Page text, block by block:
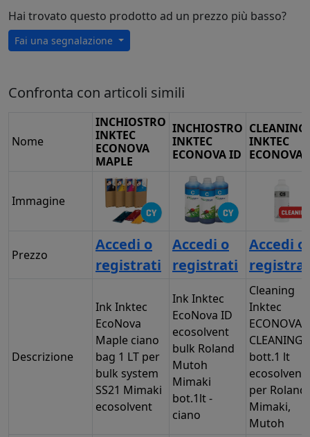
Hai trovato questo prodotto ad un prezzo più basso?
Fai una segnalazione
Confronta con articoli simili
Nome
INCHIOSTRO
INKTEC
ECONOVA
MAPLE
INCHIOSTRO
INKTEC
ECONOVA ID
CLEANING
INKTEC
ECONOVA
Immagine
Prezzo
Accedi o
registrati
Accedi o
registrati
Accedi o
Descrizione
Ink Inktec
EcoNova
Maple ciano
bag 1 LT per
bulk system
SS21 Mimaki
ecosolvent
Ink Inktec
EcoNova ID
ecosolvent
bulk Roland
Mutoh
Mimaki
bot.1lt -
ciano
Cleaning
Inktec
ECONOVA
CLEANING
bott.1 lt
ecosolvent
per Roland,
Mimaki,
Mutoh